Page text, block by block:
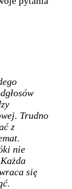
Trudno
z
nie
się